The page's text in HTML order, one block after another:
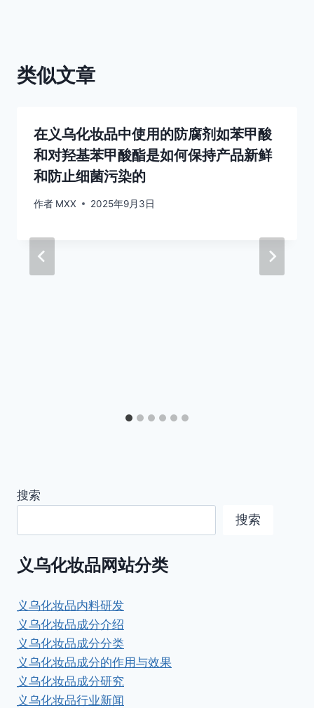
类似文章
在义乌化妆品中使用的防腐剂如苯甲酸
和对羟基苯甲酸酯是如何保持产品新鲜
和防止细菌污染的
作者 MXX 2025年9月3日
搜索
搜索
义乌化妆品网站分类
义乌化妆品内料研发
义乌化妆品成分介绍
义乌化妆品成分分类
义乌化妆品成分的作用与效果
义乌化妆品成分研究
义乌化妆品行业新闻